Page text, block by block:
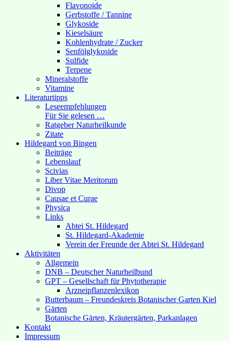
Flavonoide
Gerbstoffe / Tannine
Glykoside
Kieselsäure
Kohlenhydrate / Zucker
Senfölglykoside
Sulfide
Terpene
Mineralstoffe
Vitamine
Literaturtipps
Leseempfehlungen
Für Sie gelesen …
Ratgeber Naturheilkunde
Zitate
Hildegard von Bingen
Beiträge
Lebenslauf
Scivias
Liber Vitae Meritorum
Divop
Causae et Curae
Physica
Links
Abtei St. Hildegard
St. Hildegard-Akademie
Verein der Freunde der Abtei St. Hildegard
Aktivitäten
Allgemein
DNB – Deutscher Naturheilbund
GPT – Gesellschaft für Phytotherapie
Arzneipflanzenlexikon
Butterbaum – Freundeskreis Botanischer Garten Kiel
Gärten
Botanische Gärten, Kräutergärten, Parkanlagen
Kontakt
Impressum